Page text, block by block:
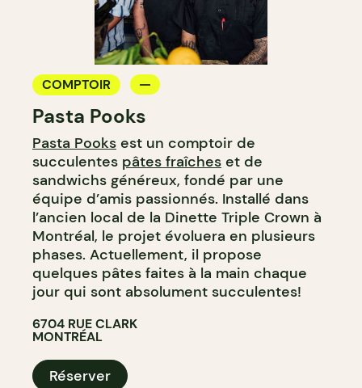
COMPTOIR
Pasta Pooks
Pasta Pooks est un comptoir de
succulentes pâtes fraîches et de
sandwichs généreux, fondé par une
équipe d’amis passionnés. Installé dans
l’ancien local de la Dinette Triple Crown à
Montréal, le projet évoluera en plusieurs
phases. Actuellement, il propose
quelques pâtes faites à la main chaque
jour qui sont absolument succulentes!
6704 RUE CLARK
MONTRÉAL
Réserver